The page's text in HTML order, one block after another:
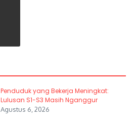
Penduduk yang Bekerja Meningkat:
Lulusan S1-S3 Masih Nganggur
Agustus 6, 2026